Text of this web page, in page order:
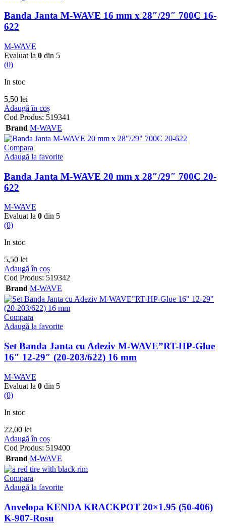
Banda Janta M-WAVE 16 mm x 28″/29″ 700C 16-
622
M-WAVE
Evaluat la 0 din 5
(0)
In stoc
5,50 lei
Adaugă în coș
Cod Produs: 519341
Brand M-WAVE
Compara
Adaugă la favorite
Banda Janta M-WAVE 20 mm x 28″/29″ 700C 20-
622
M-WAVE
Evaluat la 0 din 5
(0)
In stoc
5,50 lei
Adaugă în coș
Cod Produs: 519342
Brand M-WAVE
Compara
Adaugă la favorite
Set Banda Janta cu Adeziv M-WAVE”RT-HP-Glue
16″ 12-29″ (20-203/622) 16 mm
M-WAVE
Evaluat la 0 din 5
(0)
In stoc
22,00 lei
Adaugă în coș
Cod Produs: 519400
Brand M-WAVE
Compara
Adaugă la favorite
Anvelopa KENDA KRACKPOT 20×1.95 (50-406)
K-907-Rosu